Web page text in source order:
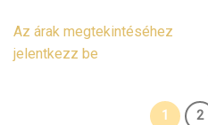
Az árak megtekintéséhez
jelentkezz be
1 2